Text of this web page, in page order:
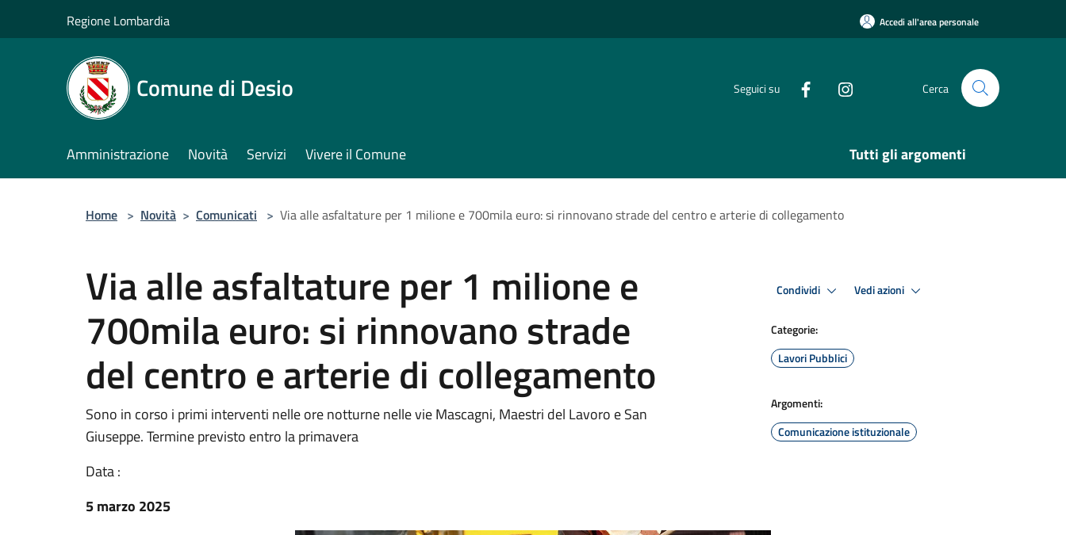
Regione Lombardia Accedi all'area personale
Comune di Desio Seguici su Cerca
Amministrazione Novità Servizi Vivere il Comune Tutti gli argomenti
Home > Novità > Comunicati > Via alle asfaltature per 1 milione e 700mila euro: si rinnovano strade del centro e arterie di collegamento
Via alle asfaltature per 1 milione e
700mila euro: si rinnovano strade
del centro e arterie di collegamento
Sono in corso i primi interventi nelle ore notturne nelle vie Mascagni, Maestri del Lavoro e San
Giuseppe. Termine previsto entro la primavera
Data :
5 marzo 2025
Condividi Vedi azioni
Categorie:
Lavori Pubblici
Argomenti:
Comunicazione istituzionale